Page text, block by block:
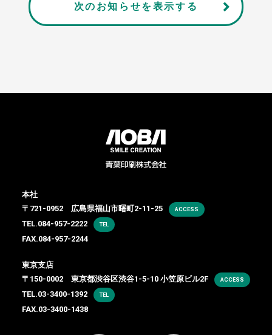
次のお知らせを表示する
本社
〒721-0952 広島県福山市曙町2-11-25
ACCESS
TEL.084-957-2222 TEL
FAX.084-957-2244
東京支店
〒150-0002 東京都渋谷区渋谷1-5-10 小笠原ビル2F
ACCESS
TEL.03-3400-1392 TEL
FAX.03-3400-1438